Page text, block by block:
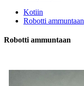
Kotiin
Robotti ammuntaan
Robotti ammuntaan